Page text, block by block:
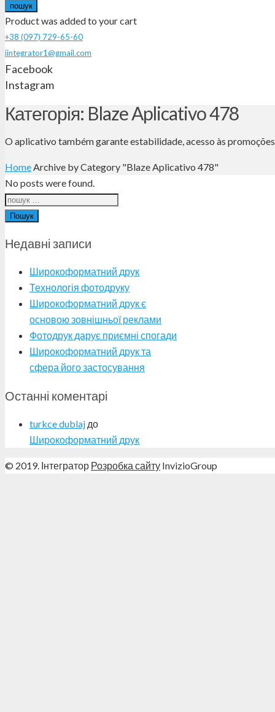
пошук
Productwas added to your cart
+38 (097) 729-65-60
iintegrator1@gmail.com
Facebook
Instagram
Категорія: Blaze Aplicativo 478
O aplicativo também garante estabilidade, acesso às
HomeArchive by Category "Blaze Aplicativo 478"
No posts were found.
Пошук
Недавні записи
Широкоформатний друк
Технологія фотодруку
Широкоформатний друк є
основою зовнішньої реклами
Фотодрук дарує приємні спогади
Широкоформатний друк та
сфера його застосування
Останні коментарі
turkce dublaj до
Широкоформатний друк
© 2019. Інтегратор Розробка сайту InvizioGroup